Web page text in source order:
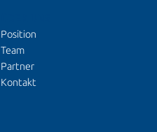
Position
Team
Partner
Kontakt